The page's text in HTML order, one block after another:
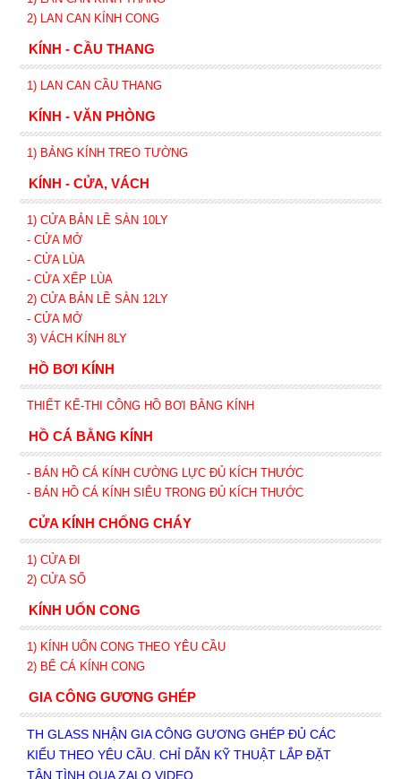
2)
LAN CAN KÍNH CONG
KÍNH - CẦU THANG
1) LAN CAN CẦU THANG
KÍNH - VĂN PHÒNG
1) BẢNG KÍNH TREO TƯỜNG
KÍNH - CỬA, VÁCH
1) CỬA BẢN LỀ SÀN 10LY
- CỬA MỞ
- CỬA LÙA
- CỬA XẾP LÙA
2) CỬA BẢN LỀ SÀN 12LY
- CỬA MỞ
3) VÁCH KÍNH 8LY
HỒ BƠI KÍNH
THIẾT KẾ-THI CÔNG HỒ BƠI BẰNG KÍNH
HỒ CÁ BẰNG KÍNH
- BÁN HỒ CÁ KÍNH CƯỜNG LỰC ĐỦ KÍCH THƯỚC
- BÁN HỒ CÁ KÍNH SIÊU TRONG ĐỦ KÍCH THƯỚC
CỬA KÍNH CHỐNG CHÁY
1) CỬA ĐI
2) CỬA SỔ
KÍNH UỐN CONG
1) KÍNH UỐN CONG THEO YÊU CẦU
2) BỂ CÁ KÍNH CONG
GIA CÔNG GƯƠNG GHÉP
TH GLASS NHẬN GIA CÔNG GƯƠNG GHÉP ĐỦ CÁC
KIỂU THEO YÊU CẦU. CHỈ DẪN KỸ THUẬT LẮP ĐẶT
TẬN TÌNH QUA ZALO VIDEO